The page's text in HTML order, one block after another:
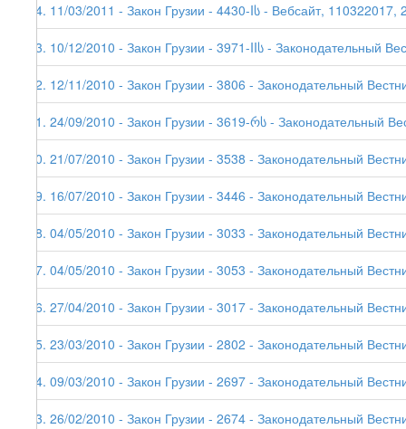
94. 11/03/2011 - Закон Грузии - 4430-Iს - Вебсайт, 110322017,
93. 10/12/2010 - Закон Грузии - 3971-IIს - Законодательный
92. 12/11/2010 - Закон Грузии - 3806 - Законодательный
91. 24/09/2010 - Закон Грузии - 3619-რს - Законодательный
90. 21/07/2010 - Закон Грузии - 3538 - Законодательный
89. 16/07/2010 - Закон Грузии - 3446 - Законодательный
88. 04/05/2010 - Закон Грузии - 3033 - Законодательный
87. 04/05/2010 - Закон Грузии - 3053 - Законодательный
86. 27/04/2010 - Закон Грузии - 3017 - Законодательный
85. 23/03/2010 - Закон Грузии - 2802 - Законодательный
84. 09/03/2010 - Закон Грузии - 2697 - Законодательный
83. 26/02/2010 - Закон Грузии - 2674 - Законодательный